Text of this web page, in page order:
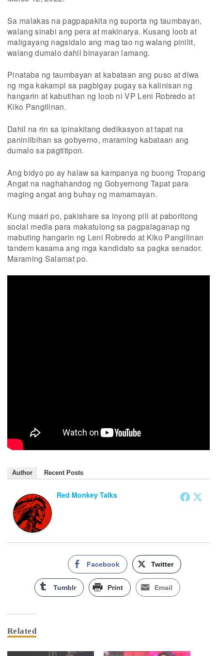
Sa malakas na pagpapakita ng suporta ng taumbayan,
walang sinabi ang pera at makinarya. Kusang loob at
maligayang nagsidalo ang mag tao ng walang pinilit,
walang dumalo dahil binayaran lamang.
Pinataba ng taumbayan at kabataan ang puso at diwa
ng mga kakampi sa pagbigay pugay sa kalinisan ng
hangarin at kabutihan ng loob ni VP Leni Robredo at
Kiko Pangilinan.
Dahil na rin sa ipinakitang dedikasyon at tapat na
paninilbihan sa gobyerno, maraming kabataan ang
dumalo sa pagtitipon.
Ang bidyo po ay halaw sa kampanya ng buong Tropang
Angat na naghahandog ng Gobyernong Tapat para
maging angat ang buhay ng mamamayan.
Kung maari po, pakishare sa inyong pili at paboritong
social media para makatulong sa pagpalaganap ng
mabuting hangarin ng Leni Robredo at Kiko Pangilinan
tandem kasama ang mga kandidato sa pagka senador.
Maraming Salamat po.
Author Recent Posts
Red Monkey Talks
Facebook Twitter
Tumblr Print Email
Related